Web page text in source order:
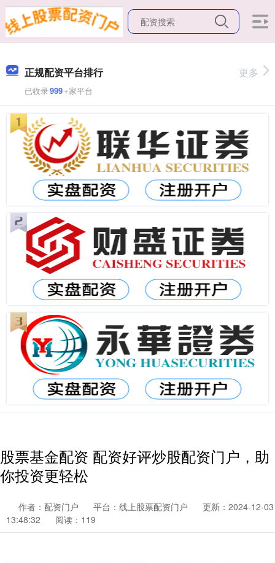
正规配资平台排行
已收录999+家平台
更多
股票基金配资 配资好评炒股配资门户，助
你投资更轻松
作者：配资门户 平台：线上股票配资门户
更新：2024-12-03
13:48:32
阅读：119